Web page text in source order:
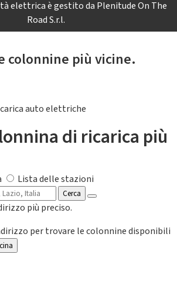
elettrica è gestito da Plenitude On The
Road S.r.l.
colonnine più vicine.
auto elettriche
di ricarica più
Lista delle stazioni
Cerca
più preciso.
per trovare le colonnine disponibili